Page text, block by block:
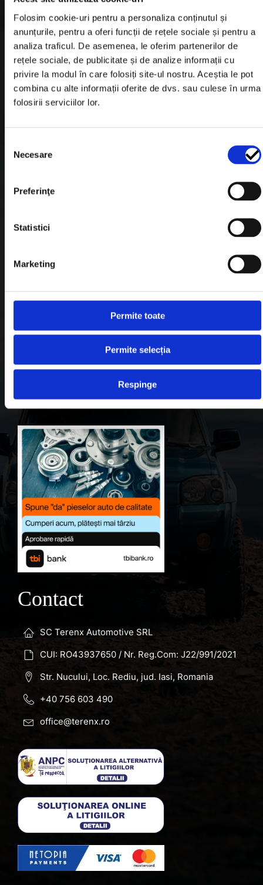
Folosim cookie-uri pentru a personaliza conținutul și
anunțurile, pentru a oferi funcții de rețele sociale și pentru a
analiza traficul. De asemenea, le oferim partenerilor de
rețele sociale, de publicitate și de analize informații cu
privire la modul în care folosiți site-ul nostru. Aceștia le pot
combina cu alte informații oferite de dvs. sau culese în urma
folosirii serviciilor lor.
consimțământului
Necesare
Preferinţe
Statistici
Marketing
Permite toate
Permite selecția
Respinge
Informatii utile
Informatii Livrare
Garantie si Retur
Politica de Cookies
Plata in Rate
Link-uri rapide
Blog
Favorite
Contact
SC Terenx Automotive SRL
CUI: RO43937650 / Nr. Reg.Com: J22/991/2021
Str. Nucului, Loc. Rediu, jud. Iasi, Romania
+40 756 603 490
office@terenx.ro